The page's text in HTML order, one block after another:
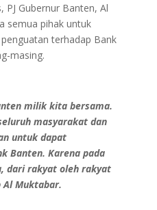
PJ Gubernur Banten, Al
semua pihak untuk
terhadap Bank
masing.
milik kita bersama.
masyarakat dan
untuk dapat
Banten. Karena pada
dari rakyat oleh rakyat
Al Muktabar.